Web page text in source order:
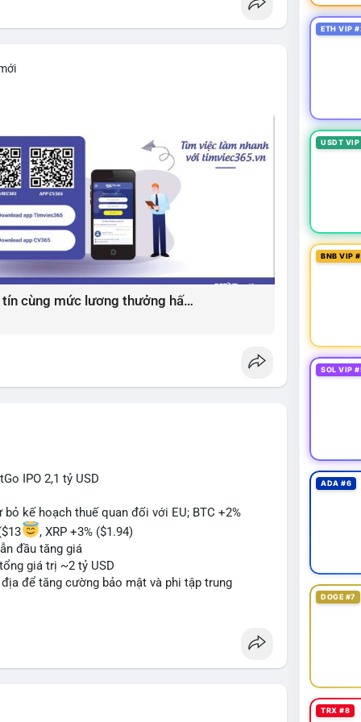
Giải pháp tìm việc làm xây dựng uy tín cùng mức lương thưởng hấp dẫn ?️
IPO 2,1 tỷ USD
kế hoạch thuế quan đối với EU; BTC +2%
, XRP +3% ($1.94)
đầu tăng giá
giá trị ~2 tỷ USD
để tăng cường bảo mật và phi tập trung
mới với yêu cầu tuân thủ nghiêm ngặt
tiền lệ pháp lý
crypto sớm nonostante sự bất đồng trong
lương một phần dưới dạng Bitcoin
ETH VIP
USDT
BNB VIP
SOL VIP
ADA #6
DOGE #7
TRX #8